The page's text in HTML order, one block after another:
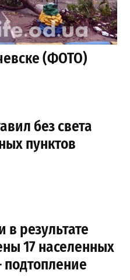
(ФОТО)
без света
пунктов
в результате
17 населенных